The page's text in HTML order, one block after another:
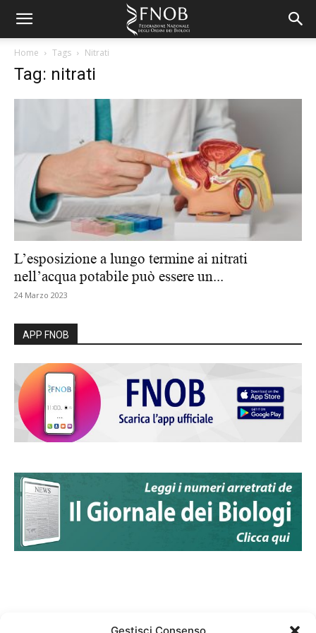
Home Tags Nitrati
Tag: nitrati
L’esposizione a lungo termine ai nitrati
nell’acqua potabile può essere un...
24 Marzo 2023
APP FNOB